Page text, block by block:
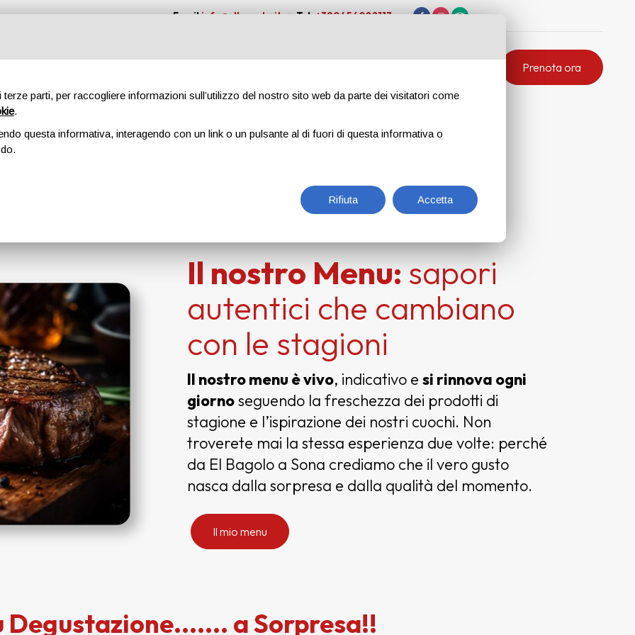
Email info@elbagolo.it / Tel. +390456082117
Prenota ora
Il nostro Menu:sapori
autentici che cambiano
con le stagioni
Il nostro menu è vivo, indicativo e si rinnova ogni
giornoseguendo la freschezza dei prodotti di
stagione e l’ispirazione dei nostri cuochi. Non
troverete mai la stessa esperienza due volte: perché
da El Bagolo a Sona crediamo che il vero gusto
nasca dalla sorpresa e dalla qualità del momento.
Il mio menu
Degustazione....... a Sorpresa!!
parti, per raccogliere informazioni sull’utilizzo del nostro sito web da parte dei visitatori come
.
questa informativa, interagendo con un link o un pulsante al di fuori di questa informativa o
Rifiuta Accetta